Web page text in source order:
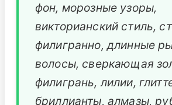
фон, морозные узоры,
викторианский стиль,
филигранно, длинные
волосы, сверкающая
филигрань, лилии,
бриллианты, алмазы,